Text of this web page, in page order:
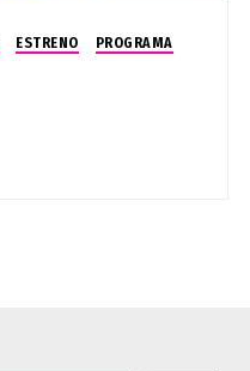
ESTRENO
PROGRAMA